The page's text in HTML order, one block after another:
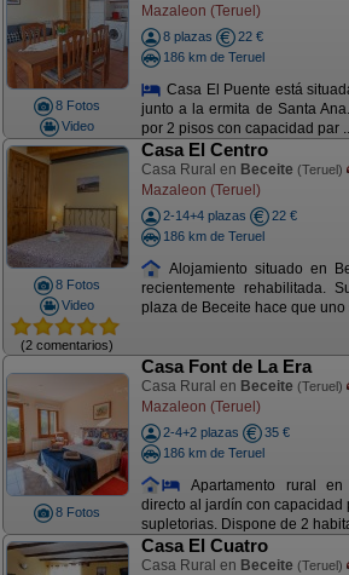
8 Fotos
Video
Mazaleon (Teruel)
8 plazas
22 €
186 km de Teruel
Casa El Puente está
junto a la ermita de Santa
por 2 pisos con capacidad par
8 Fotos
Video
(2 comentarios)
Casa El Centro
Casa Rural en Beceite (Teruel)
Mazaleon (Teruel)
2-14+4 plazas
22 €
186 km de Teruel
Alojamiento situado en
recientemente rehabilitada.
plaza de Beceite hace que uno
8 Fotos
Casa Font de La Era
Casa Rural en Beceite (Teruel)
Mazaleon (Teruel)
2-4+2 plazas
35 €
186 km de Teruel
Apartamento rural
directo al jardín con capacidad
supletorias. Dispone de 2
Casa El Cuatro
Casa Rural en Beceite (Teruel)